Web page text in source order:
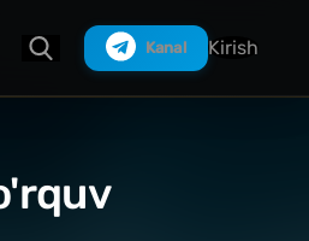
Kanal Kirish